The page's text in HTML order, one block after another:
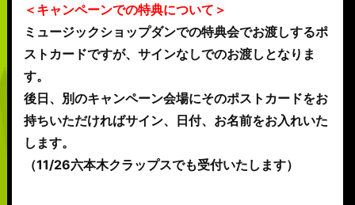
＜キャンペーンでの特典について＞
ミュージックショップダンでの特典会でお渡しするポ
ストカードですが、サインなしでのお渡しとなりま
す。
後日、別のキャンペーン会場にそのポストカードをお
持ちいただければサイン、日付、お名前をお入れいた
します。
（11/26六本木クラップスでも受付いたします）